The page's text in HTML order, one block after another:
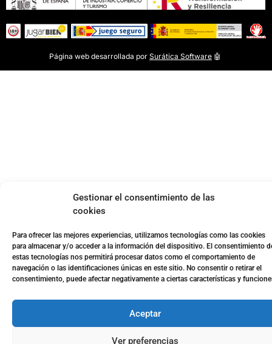
Gestionar el consentimiento de las
cookies
Para ofrecer las mejores experiencias, utilizamos tecnologías como las cookies
para almacenar y/o acceder a la información del dispositivo. El consentimiento
estas tecnologías nos permitirá procesar datos como el comportamiento de
navegación o las identificaciones únicas en este sitio. No consentir o retirar el
consentimiento, puede afectar negativamente a ciertas características y
Aceptar
Ver preferencias
Página web desarrollada por Surática Software 🤖